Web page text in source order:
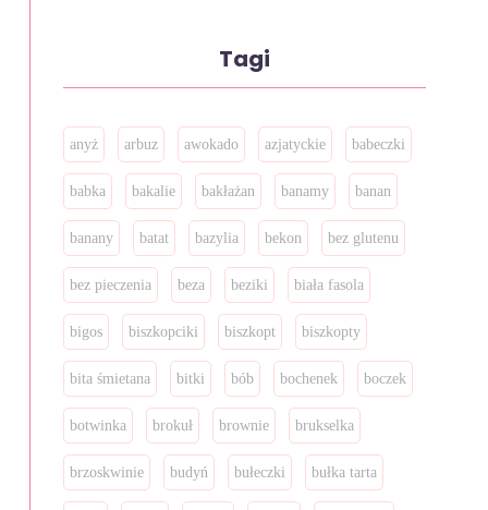
Tagi
anyż arbuz awokado azjatyckie babeczki
babka bakalie bakłażan banamy banan
banany batat bazylia bekon bez glutenu
bez pieczenia beza beziki biała fasola
bigos biszkopciki biszkopt biszkopty
bita śmietana bitki bób bochenek boczek
botwinka brokuł brownie brukselka
brzoskwinie budyń bułeczki bułka tarta